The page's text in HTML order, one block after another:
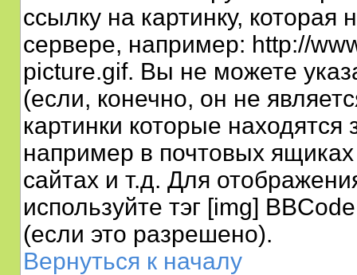
ссылку на картинку,
сервере, например: http://
picture.gif. Вы не можете
(если, конечно, он не
картинки которые
например в почтовых
сайтах и т.д. Для
используйте тэг [img]
(если это разрешено).
Вернуться к началу